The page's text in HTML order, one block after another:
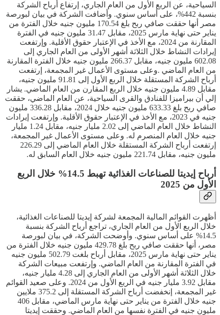
السياحية، عن الربع الأول من العام الجاري، إرتفاع أرباح الشركة
بنسبة 442%، على أساس سنوي. وأضافت الشركة في بيان لبورصة
مصر أنها حققت صافي ربح بلغ 170.54 مليون جنيه خلال الفترة من
يناير حتى نهاية مارس 2025، مقابل 31.47 مليون جنيه في الفترة
المقارنة من 2024، مع الأخذ في الإعتبار حقوق الأقلية. وإرتفعت
إيرادات النشاط خلال الثلاثة أشهر الأولى من العام الجاري إلى
602.08 مليون جنيه، مقابل 266.37 مليون جنيه خلال الفترة المقارنة
من العام الماضي .وعلى مستوى الأعمال غير المجمعة، إرتفعت
أرباح الشركة المستقلة خلال الربع الأول إلى 91.81 مليون جنيه،
مقابل 4.89 مليون جنيه خلال الربع المقارن من العام الماضي. يشار
إلي أن بيراميزا للفنادق والقرى السياحية، عن العام الماضي، حققت
صافي ربح بلغ 633.33 مليون جنيه خلال 2024، مقابل 336.28 مليون
جنيه في 2023، مع الأخذ في الإعتبار حقوق الأقلية. وإرتفعت إيرادات
النشاط خلال العام الماضي إلى 2.02 مليار جنيه، مقابل 1.24 مليار
جنيه خلال العام المنصرم له. وعلى مستوى الأعمال غير المجمعة،
إرتفعت أرباح الشركة المستقلة خلال العام الماضي إلى 226.29
مليون جنيه، مقابل 221.74 مليون جنيه خلال العام السابق له.
أرباح إيديتا للصناعات الغذائية تهبط 14.5% خلال الربع
الأول من 2025
أظهرت القوائم المالية المجمعة لشركة إيديتا للصناعات الغذائية،
خلال الربع الأول من العام الجاري، تراجع أرباح الشركة بنسبة
14.5% على أساس سنوي. وأوضحت الشركة، في بيان لبورصة
مصر، أنها حققت صافي ربح بلغ 429.78 مليون جنيه خلال الفترة من
يناير حتى نهاية مارس 2025، مقابل أرباح بلغت 502.79 مليون جنيه
في الفترة المقارنة من العام الماضي. وإرتفعت مبيعات الشركة
خلال الثلاثة أشهر الأولى من العام الجاري إلى 4.28 مليار جنيه،
مقابل 3.92 مليار جنيه في الربع الأول من 2024. وعلى صعيد القوائم
غير المجمعة، إنخفضت أرباح الشركة المستقلة إلى 375.2 ملايين
جنيه خلال الفترة من يناير حتى نهاية مارس الماضي، مقابل 406
مليون جنيه في الفترة نفسها من العام الماضي. وحققت إيديتا